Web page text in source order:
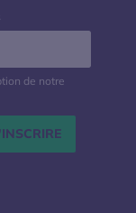
de notre